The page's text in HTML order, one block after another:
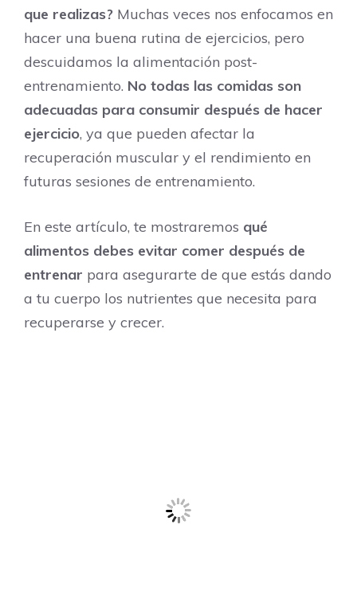
que realizas? Muchas veces nos enfocamos en
hacer una buena rutina de ejercicios, pero
descuidamos la alimentación post-
entrenamiento. No todas las comidas son
adecuadas para consumir después de hacer
ejercicio, ya que pueden afectar la
recuperación muscular y el rendimiento en
futuras sesiones de entrenamiento.
En este artículo, te mostraremos qué
alimentos debes evitar comer después de
entrenar para asegurarte de que estás dando
a tu cuerpo los nutrientes que necesita para
recuperarse y crecer.